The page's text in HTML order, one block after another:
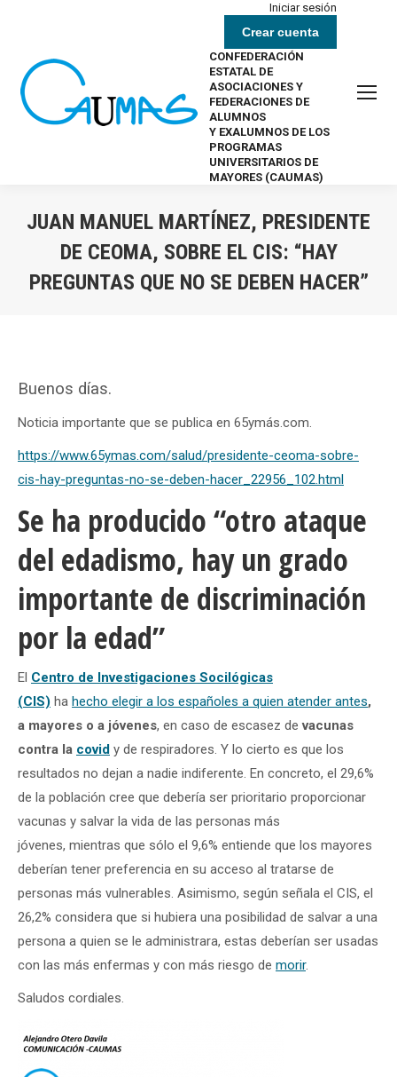
Iniciar sesión
Crear cuenta
CONFEDERACIÓN
ESTATAL DE
ASOCIACIONES Y
FEDERACIONES DE
ALUMNOS
Y EXALUMNOS DE LOS
PROGRAMAS
UNIVERSITARIOS DE
MAYORES (CAUMAS)
JUAN MANUEL MARTÍNEZ, PRESIDENTE
DE CEOMA, SOBRE EL CIS: “HAY
PREGUNTAS QUE NO SE DEBEN HACER”
Buenos días.
Noticia importante que se publica en 65ymás.com.
https://www.65ymas.com/salud/presidente-ceoma-sobre-
cis-hay-preguntas-no-se-deben-hacer_22956_102.html
Se ha producido “otro ataque
del edadismo, hay un grado
importante de discriminación
por la edad”
El Centro de Investigaciones Socilógicas
(CIS) ha hecho elegir a los españoles a quien atender antes,
a mayores o a jóvenes, en caso de escasez devacunas
contra la covid y de respiradores. Y lo cierto es que los
resultados no dejan a nadie indiferente. En concreto, el 29,6%
de la población cree que debería ser prioritario proporcionar
vacunas y salvar la vida de las personas más
jóvenes, mientras que sólo el 9,6% entiende que los mayores
deberían tener preferencia en su acceso al tratarse de
personas más vulnerables. Asimismo, según señala el CIS, el
26,2% considera que si hubiera una posibilidad de salvar a una
persona a quien se le administrara, estas deberían ser usadas
con las más enfermas y con más riesgo de morir.
Saludos cordiales.